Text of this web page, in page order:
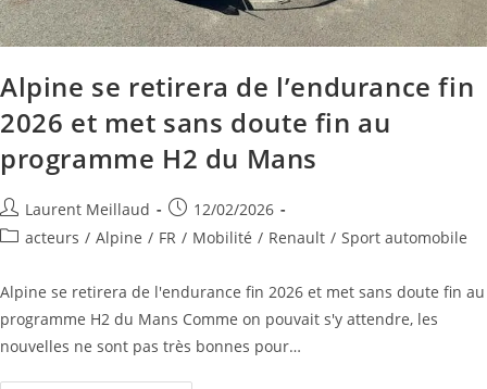
Alpine se retirera de l’endurance fin
2026 et met sans doute fin au
programme H2 du Mans
Laurent Meillaud
12/02/2026
acteurs / Alpine / FR / Mobilité / Renault / Sport automobile
Alpine se retirera de l'endurance fin 2026 et met sans doute fin au
programme H2 du Mans Comme on pouvait s'y attendre, les
nouvelles ne sont pas très bonnes pour…